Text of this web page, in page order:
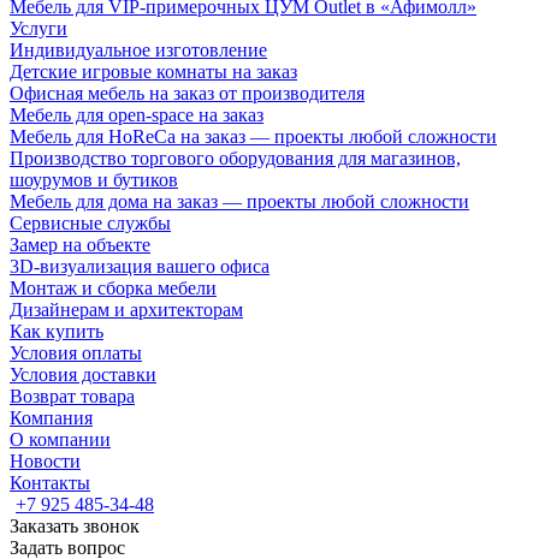
Мебель для VIP-примерочных ЦУМ Outlet в «Афимолл»
Услуги
Индивидуальное изготовление
Детские игровые комнаты на заказ
Офисная мебель на заказ от производителя
Мебель для open-space на заказ
Мебель для HoReCa на заказ — проекты любой сложности
Производство торгового оборудования для магазинов,
шоурумов и бутиков
Мебель для дома на заказ — проекты любой сложности
Сервисные службы
Замер на объекте
3D-визуализация вашего офиса
Монтаж и сборка мебели
Дизайнерам и архитекторам
Как купить
Условия оплаты
Условия доставки
Возврат товара
Компания
О компании
Новости
Контакты
+7 925 485-34-48
Заказать звонок
Задать вопрос